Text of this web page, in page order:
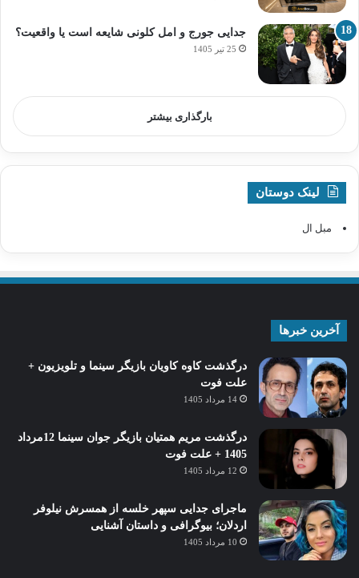
جدایی جورج و امل کلونی شایعه است یا واقعیت؟
25 تیر 1405
بارگذاری بیشتر
لینک دوستان
مبل ال
آخرین خبرها
درگذشت کاوه کاویان بازیگر سینما و تلویزیون +
علت فوت
14 مرداد 1405
درگذشت مریم همتیان بازیگر جوان سینما 12مرداد
1405 + علت فوت
12 مرداد 1405
ماجرای جدایی سپهر خلسه از همسرش نیلوفر
اردلان؛ بیوگرافی و داستان آشنایی
10 مرداد 1405